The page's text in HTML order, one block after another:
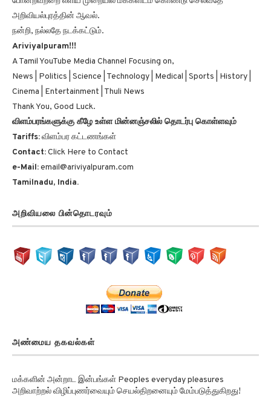
அறிவியல்புரத்தின் ஆவல்.
நன்றி, நல்லதே நடக்கட்டும்.
Ariviyalpuram!!!
A Tamil YouTube Media Channel Focusing on,
News | Politics | Science | Technology | Medical | Sports | History |
Cinema | Entertainment | Thuli News
Thank You, Good Luck.
விளம்பரங்களுக்கு கீழே உள்ள மின்னஞ்சலில் தொடர்பு கொள்ளவும்
Tariffs:விளம்பர கட்டணங்கள்
Contact:Click Here to Contact
e-Mail:email@ariviyalpuram.com
Tamilnadu, India.
அறிவியலை பின்தொடரவும்
அண்மைய தகவல்கள்
மக்களின் அன்றாட இன்பங்கள் Peoples everyday pleasures
அறிவாற்றல் விழிப்புணர்வையும் செயல்திறனையும் மேம்படுத்துகிறது!